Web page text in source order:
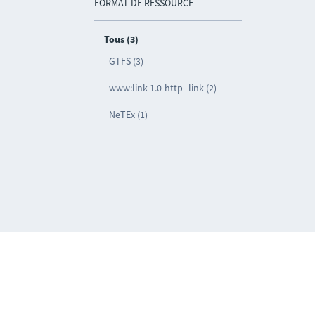
FORMAT DE RESSOURCE
Tous (3)
GTFS (3)
www:link-1.0-http--link (2)
NeTEx (1)